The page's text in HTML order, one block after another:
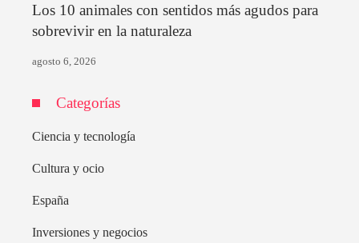
Los 10 animales con sentidos más agudos para
sobrevivir en la naturaleza
agosto 6, 2026
Categorías
Ciencia y tecnología
Cultura y ocio
España
Inversiones y negocios